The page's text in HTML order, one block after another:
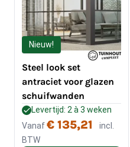
Nieuw!
Steel look set
antraciet voor glazen
schuifwanden
Levertijd: 2 à 3 weken
Vanaf€ 135,21
incl.
BTW